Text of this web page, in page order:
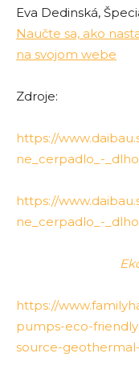
Eva Dedinská,
Naučte sa, ako
na svojom webe
Zdroje:
https://
ne_cerpadlo_-
https://
ne_cerpadlo_-
https://
pumps-eco-
source-